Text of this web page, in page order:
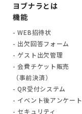
ヨブナラとは
機能
WEB招待状
出欠回答フォーム
ゲスト出欠管理
会費チケット販売
（事前決済）
QR受付システム
イベント後アンケート
セキュリティ